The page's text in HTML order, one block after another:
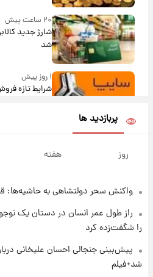
۲۰ ساعت پیش
شارژ جدید
شد
۱ روز پیش
شرایط تازه
قیمت سکه و
۱ روز پیش
۱ روز پیش
پربازدید ها
روز هفته
واکنش سحر دولتشاهی به حاشیه‌ها:
را شگفت‌زده کرد
پیش‌بینی جنجالی احسان علیخانی
شد+فیلم